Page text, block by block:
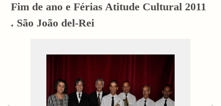
Fim de ano e Férias Atitude Cultural 2011
. São João del-Rei